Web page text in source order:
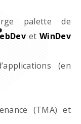
palette de
et WinDev
(en
(TMA) et